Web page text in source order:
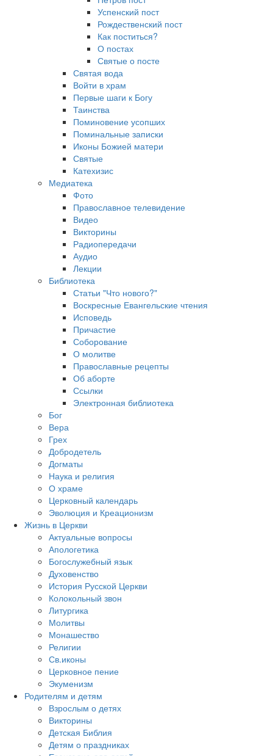
Успенский пост
Рождественский пост
Как поститься?
О постах
Святые о посте
Святая вода
Войти в храм
Первые шаги к Богу
Таинства
Поминовение усопших
Поминальные записки
Иконы Божией матери
Святые
Катехизис
Медиатека
Фото
Православное телевидение
Видео
Викторины
Радиопередачи
Аудио
Лекции
Библиотека
Статьи "Что нового?"
Воскресные Евангельские чтения
Исповедь
Причастие
Соборование
О молитве
Православные рецепты
Об аборте
Ссылки
Электронная библиотека
Бог
Вера
Грех
Добродетель
Догматы
Наука и религия
О храме
Церковный календарь
Эволюция и Креационизм
Жизнь в Церкви
Актуальные вопросы
Апологетика
Богослужебный язык
Духовенство
История Русской Церкви
Колокольный звон
Литургика
Молитвы
Монашество
Религии
Св.иконы
Церковное пение
Экуменизм
Родителям и детям
Взрослым о детях
Викторины
Детская Библия
Детям о праздниках